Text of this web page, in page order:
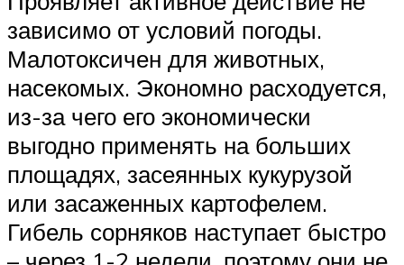
зависимо от условий погоды.
Малотоксичен для животных,
насекомых. Экономно расходуется,
из-за чего его экономически
выгодно применять на больших
площадях, засеянных кукурузой
или засаженных картофелем.
Гибель сорняков наступает быстро